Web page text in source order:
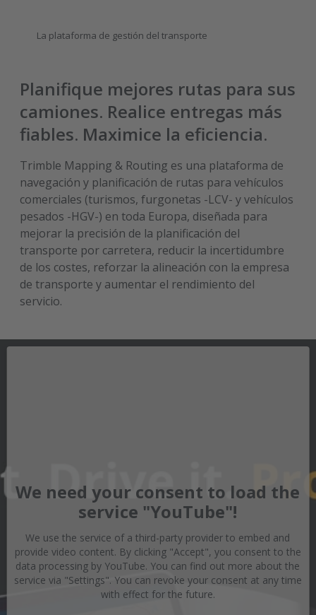
La plataforma de gestión del transporte
Planifique mejores rutas para sus
camiones. Realice entregas más
fiables. Maximice la eficiencia.
Trimble Mapping & Routing es una plataforma de
navegación y planificación de rutas para vehículos
comerciales (turismos, furgonetas -LCV- y vehículos
pesados -HGV-) en toda Europa, diseñada para
mejorar la precisión de la planificación del
transporte por carretera, reducir la incertidumbre
de los costes, reforzar la alineación con la empresa
de transporte y aumentar el rendimiento del
servicio.
We need your consent to load the
service "YouTube"!
We use the service of a third-party provider to embed and
provide video content. By clicking "Accept", you consent to the
data processing by YouTube. You can find out more about the
service via "Settings". You can revoke your consent at any time
with effect for the future.